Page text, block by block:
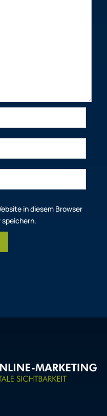
in diesem Browser